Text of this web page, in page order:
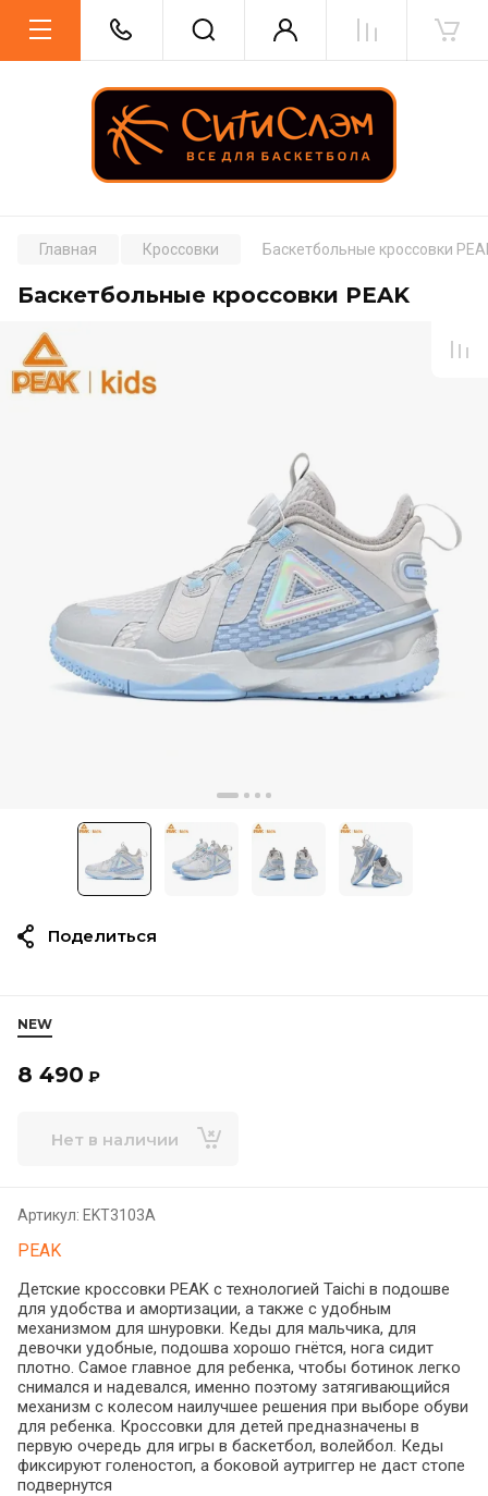
Главная Кроссовки Баскетбольные кроссовки
Баскетбольные кроссовки PEAK
NEW
8 490 ₽
Нет в наличии
Артикул: EKT3103A
PEAK
Детские кроссовки PEAK с технологией Taichi в подошве
для удобства и амортизации, а также с удобным
механизмом для шнуровки. Кеды для мальчика, для
девочки удобные, подошва хорошо гнётся, нога сидит
плотно. Самое главное для ребенка, чтобы ботинок легко
снимался и надевался, именно поэтому затягивающийся
механизм с колесом наилучшее решения при выборе обуви
для ребенка. Кроссовки для детей предназначены в
первую очередь для игры в баскетбол, волейбол. Кеды
фиксируют голеностоп, а боковой аутриггер не даст стопе
подвернутся
Поделиться